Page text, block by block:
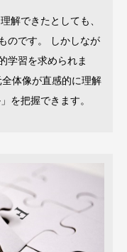
解できたとしても、
のです。 しかしなが
学習を求められま
体像が直感的に理解
を把握できます。